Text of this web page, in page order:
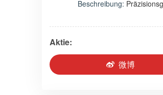
Beschreibung:
Aktie:
微博